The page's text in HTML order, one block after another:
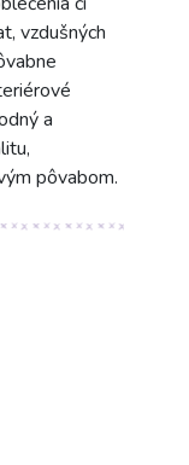
vzdušných
a
pôvabom.